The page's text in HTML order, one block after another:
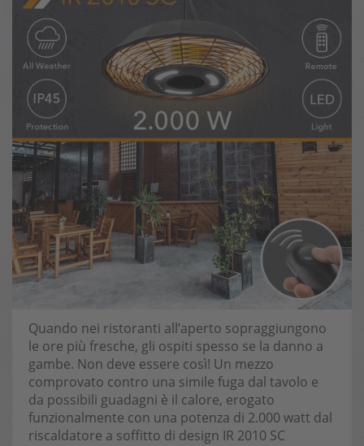
Quando nei ristoranti all’aperto sopraggiungono
le ore più fresche, gli ospiti spesso se la danno a
gambe. Non deve essere così! Un mezzo
comprovato contro una simile fuga dal tavolo e
da possibili guadagni è il calore, erogato
funzionalmente con una potenza di 2.000 watt dal
riscaldatore a soffitto di design IR 2010 SC